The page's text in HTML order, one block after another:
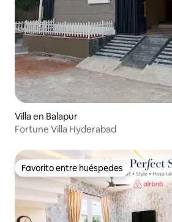
Villa en Balapur
Fortune Villa Hyderabad
Favorito entre huéspedes
Favorito entre huéspedes